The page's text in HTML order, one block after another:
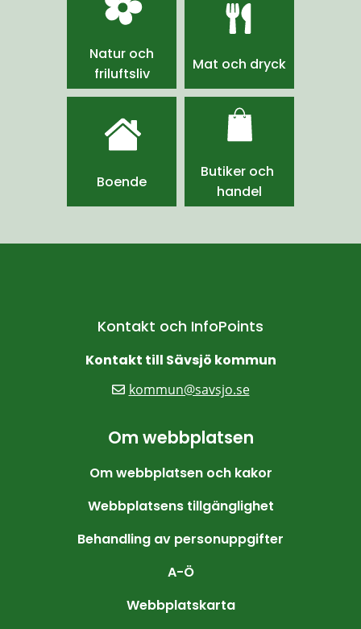
Natur och
friluftsliv
Mat och dryck
Boende
Butiker och
handel
Kontakt och InfoPoints
Kontakt till Sävsjö kommun
kommun@savsjo.se
Om webbplatsen
Om webbplatsen och kakor
Webbplatsens tillgänglighet
Behandling av personuppgifter
A-Ö
Webbplatskarta